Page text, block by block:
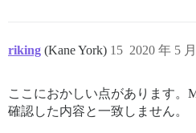
riking (Kane York) 2020 年 5
15
ここにおかしい点があります。
確認した内容と一致しません。